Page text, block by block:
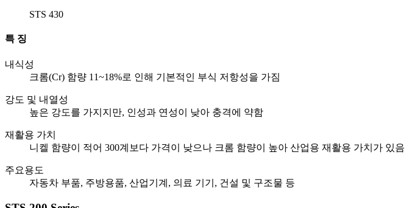
STS 430
특 징
내식성
크롬(Cr) 함량 11~18%로 인해 기본적인 부식 저항성을 가짐
강도 및 내열성
높은 강도를 가지지만, 인성과 연성이 낮아 충격에 약함
재활용 가치
니켈 함량이 적어 300계보다 가격이 낮으나 크롬 함량이 높아 산업용 재활용 가치가 있음
주요용도
자동차 부품, 주방용품, 산업기계, 의료 기기, 건설 및 구조물 등